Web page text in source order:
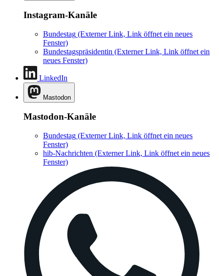
Instagram-Kanäle
Bundestag (Externer Link, Link öffnet ein neues
Fenster)
Bundestagspräsidentin (Externer Link, Link öffnet ein
neues Fenster)
LinkedIn
Mastodon
Mastodon-Kanäle
Bundestag (Externer Link, Link öffnet ein neues
Fenster)
hib-Nachrichten (Externer Link, Link öffnet ein neues
Fenster)